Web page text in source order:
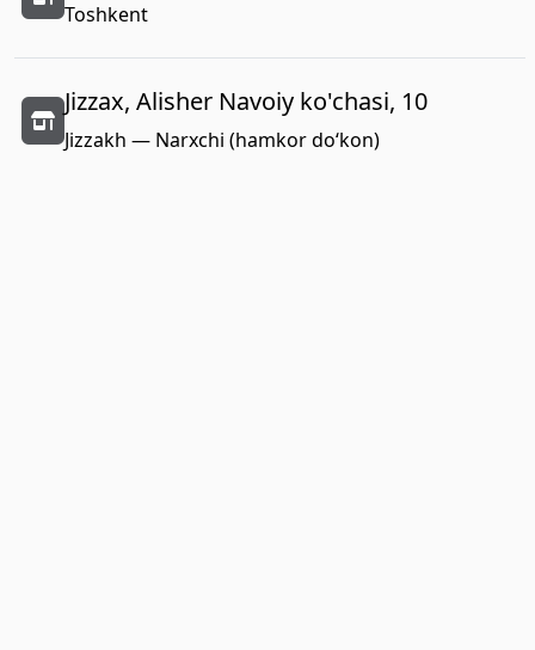
Toshkent
Jizzax, Alisher Navoiy ko'chasi, 10
Jizzakh — Narxchi (hamkor do‘kon)